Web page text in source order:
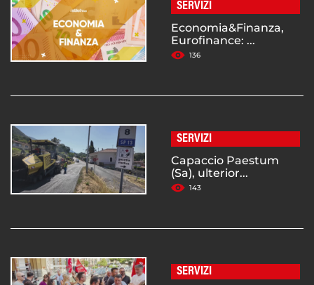
SERVIZI
Economia&Finanza,
Eurofinance: ...
136
SERVIZI
Capaccio Paestum
(Sa), ulterior...
143
SERVIZI